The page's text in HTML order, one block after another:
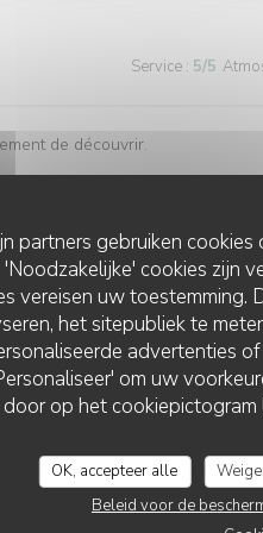
partners gebruiken
cookies zijn
vereisen uw
het sitepubliek te
advertenties
om uw
op het
OK, accepteer alle
Beleid voor de
Service : 5/5
de découvrir.
Service :
envers Émile,3 ans et,
L'AUBERGE